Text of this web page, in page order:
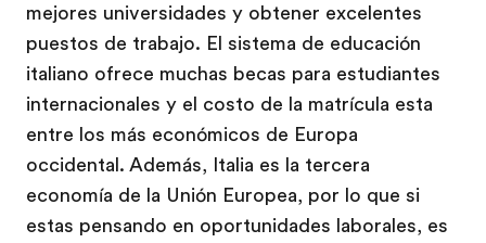
mejores universidades y obtener excelentes
puestos de trabajo. El sistema de educación
italiano ofrece muchas becas para estudiantes
internacionales y el costo de la matrícula esta
entre los más económicos de Europa
occidental. Además, Italia es la tercera
economía de la Unión Europea, por lo que si
estas pensando en oportunidades laborales, es